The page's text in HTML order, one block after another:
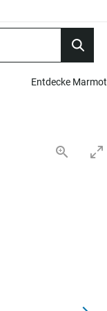
Entdecke Marmot